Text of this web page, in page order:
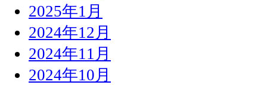
2025年1月
2024年12月
2024年11月
2024年10月